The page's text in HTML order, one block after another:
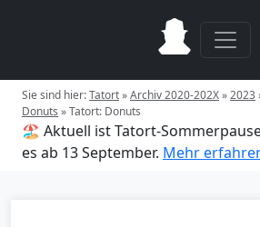
Sie sind hier:Tatort»Archiv 2020-202X»2023
Donuts »Tatort: Donuts
🏖️ Aktuell ist Tatort-
es ab 13 September. Mehr